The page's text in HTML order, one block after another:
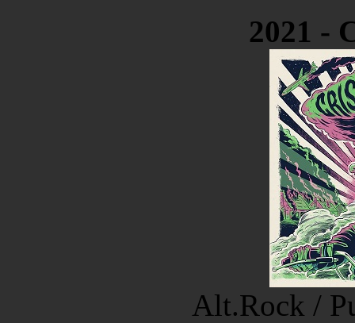
2021 -
Alt.Rock /